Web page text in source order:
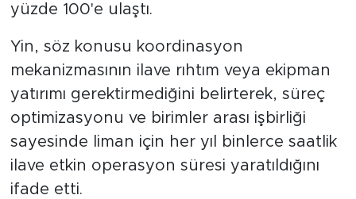
yüzde 100'e ulaştı.
Yin, söz konusu koordinasyon
mekanizmasının ilave rıhtım veya ekipman
yatırımı gerektirmediğini belirterek, süreç
optimizasyonu ve birimler arası işbirliği
sayesinde liman için her yıl binlerce saatlik
ilave etkin operasyon süresi yaratıldığını
ifade etti.